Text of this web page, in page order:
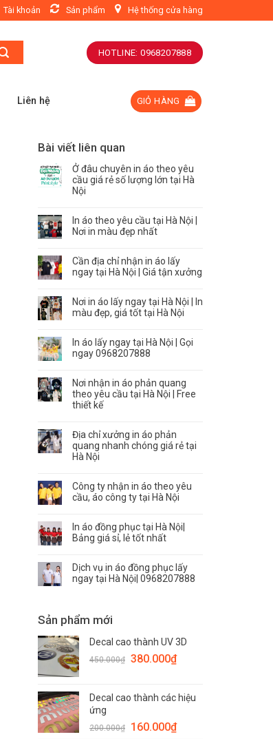
Tài khoản Sản phẩm Hệ thống cửa hàng
HOTLINE: 0968207888
Liên hệ GIỎ HÀNG
Bài viết liên quan
Ở đâu chuyên in áo theo yêu
cầu giá rẻ số lượng lớn tại Hà
Nội
In áo theo yêu cầu tại Hà Nội |
Nơi in màu đẹp nhất
Cần địa chỉ nhận in áo lấy
ngay tại Hà Nội | Giá tận xưởng
Nơi in áo lấy ngay tại Hà Nội | In
màu đẹp, giá tốt tại Hà Nội
In áo lấy ngay tại Hà Nội | Gọi
ngay 0968207888
Nơi nhận in áo phản quang
theo yêu cầu tại Hà Nội | Free
thiết kế
Địa chỉ xưởng in áo phản
quang nhanh chóng giá rẻ tại
Hà Nội
Công ty nhận in áo theo yêu
cầu, áo công ty tại Hà Nội
In áo đồng phục tại Hà Nội|
Bảng giá sỉ, lẻ tốt nhất
Dịch vụ in áo đồng phục lấy
ngay tại Hà Nội| 0968207888
Sản phẩm mới
Decal cao thành UV 3D
450.000₫ 380.000₫
Decal cao thành các hiệu
ứng
200.000₫ 160.000₫